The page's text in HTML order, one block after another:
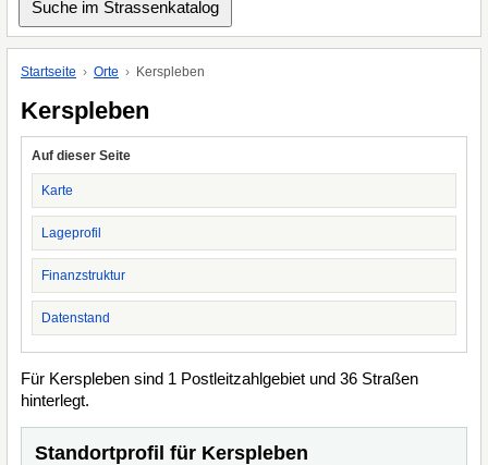
Startseite Orte Kerspleben
Kerspleben
Auf dieser Seite
Karte
Lageprofil
Finanzstruktur
Datenstand
Für Kerspleben sind 1 Postleitzahlgebiet und 36 Straßen
hinterlegt.
Standortprofil für Kerspleben